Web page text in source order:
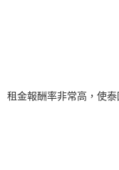
租金報酬率非常高，使